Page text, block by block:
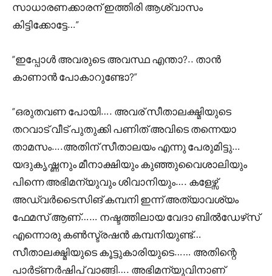
സാധാരണക്കാരന് ഇത്തിരി ആശ്വാസം
കിട്ടിക്കോട്ടേ…”
“ഇപ്പോൾ അവരുടെ അവസ്ഥ എന്താ?.. താൻ
കാണാൻ പോകാറുണ്ടോ?”
“ഒരുതവണ പോയി…. അവര് സീതാലക്ഷ്മിയുടെ
തറവാട് വീട് പുതുക്കി പണിത് അവിടെ തന്നെയാ
താമസം….അതിന് സീതാലയം എന്നു പേരുമിട്ടു…
യദുകൃഷ്ണനും മീനാക്ഷിയും കുഞ്ഞുവൈശാലിയും
പിന്നെ അഭിമന്യുവും ശിവാനിയും…. കളേഴ്സ്
അഡ്വർടൈസിങ് കമ്പനി ഇന്ന് അത്യാവശ്യം
ഫേമസ് ആണ്…… നഷ്ടത്തിലായ വേദാ ബിൽഡേഴ്‌സ്
എന്നൊരു കൺസ്ട്രഷൻ കമ്പനിയുണ്ട്…
സീതാലക്ഷ്മിയുടെ കൂട്ടുകാരിയുടെ…… അതിന്റെ
പാർട്ണർഷിപ് വാങ്ങി…. അഭിമന്യുവിനാണ്